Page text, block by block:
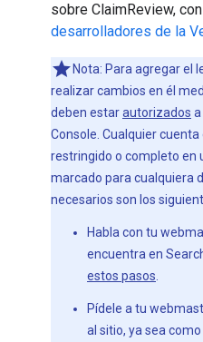
sobre ClaimReview,
desarrolladores de la
Nota: Para agregar el
realizar cambios en él
deben estarautorizados
Console. Cualquier
restringido o completo en
marcado para cualquiera
necesarios son los
Habla con tu
encuentra en
estos pasos
Pídele a tu
al sitio, ya sea